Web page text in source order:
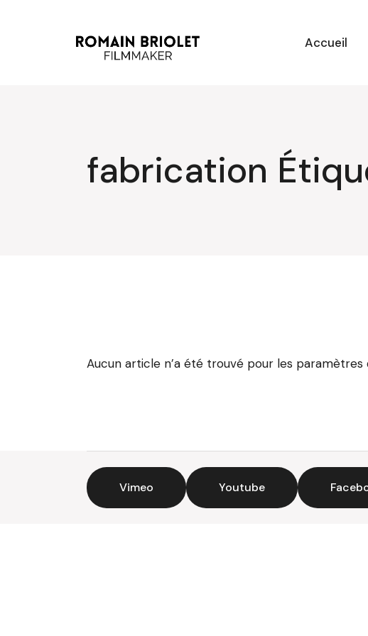
Accueil
fabrication
Aucun article n’a été trouvé pour les paramètres
Vimeo Youtube